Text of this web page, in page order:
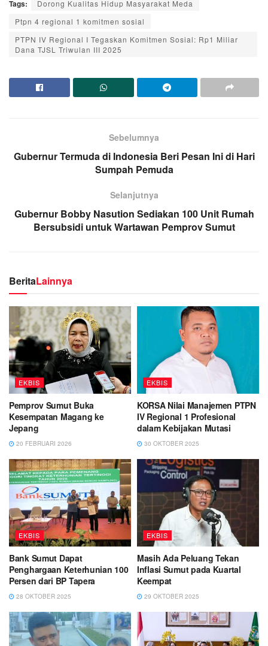
Tags:
Dorong Kualitas Hidup Masyarakat Meda
Ptpn 4 regional 1 komitmen sosial
PTPN IV Regional I Tegaskan Komitmen Sosial: Rp1 Miliar
Dana TJSL Triwulan III 2025
Sebelumnya
Gubernur Termuda di Indonesia Beri Pesan Ini di Hari
Sumpah Pemuda
Selanjutnya
Gubernur Bobby Nasution Sediakan 100 Unit Rumah
Bersubsidi untuk Wartawan Pemprov Sumut
BeritaLainnya
EKBIS
Pemprov Sumut Buka
Kesempatan Magang ke
Jepang
20 FEBRUARI 2026
EKBIS
KORSA Nilai Manajemen PTPN
IV Regional 1 Profesional
dalam Kebijakan Mutasi
30 OKTOBER 2025
EKBIS
Bank Sumut Dapat
Penghargaan Keterhunian 100
Persen dari BP Tapera
28 OKTOBER 2025
EKBIS
Masih Ada Peluang Tekan
Inflasi Sumut pada Kuartal
Keempat
29 OKTOBER 2025